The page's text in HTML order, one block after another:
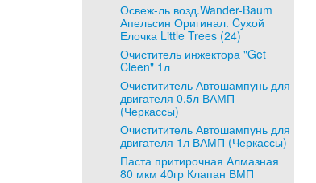
Освеж-ль возд.Wander-Baum
Апельсин Оригинал. Cухой
Елочка Little Trees (24)
Очиститель инжектора "Get
Cleen" 1л
Очистититель Автошампунь для
двигателя 0,5л ВАМП
(Черкассы)
Очистититель Автошампунь для
двигателя 1л ВАМП (Черкассы)
Паста притирочная Алмазная
80 мкм 40гр Клапан ВМП